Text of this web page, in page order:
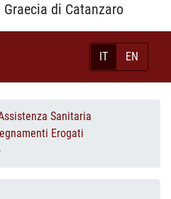
di Catanzaro
IT EN
Sanitaria
Erogati